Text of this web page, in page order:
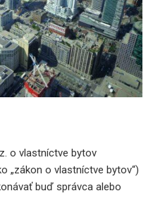
o vlastníctve bytov
„zákon o vlastníctve bytov“)
buď správca alebo